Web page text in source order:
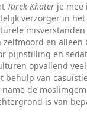
Tarek Khater je
verzorger in
en alleen
pijnstilling en
opvallend
behulp van
de
is van